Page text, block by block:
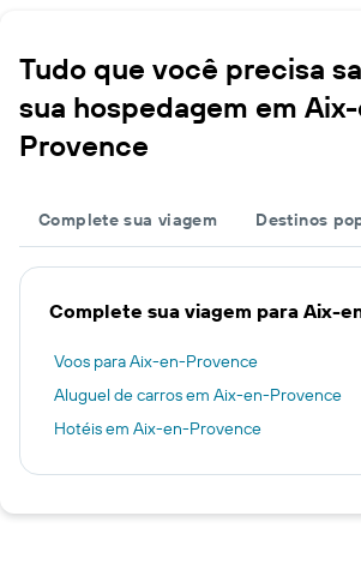
Tudo que você precisa
sua hospedagem em
Provence
Complete sua viagem Destinos
Complete sua viagem para Aix-
Voos para Aix-en-Provence
Aluguel de carros em Aix-en-Provence
Hotéis em Aix-en-Provence